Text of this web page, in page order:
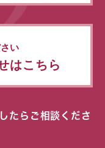
い
はこちら
たらご相談くださ